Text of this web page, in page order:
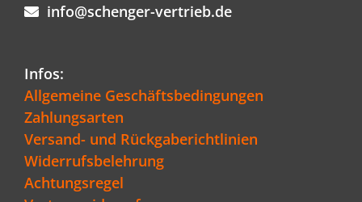
info@schenger-vertrieb.de
Infos:
Allgemeine Geschäftsbedingungen
Zahlungsarten
Versand- und Rückgaberichtlinien
Widerrufsbelehrung
Achtungsregel